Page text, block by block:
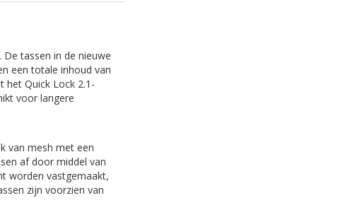
. De tassen in de nieuwe
een totale inhoud van
het Quick Lock 2.1-
voor langere
van mesh met een
af door middel van
worden vastgemaakt,
zijn voorzien van